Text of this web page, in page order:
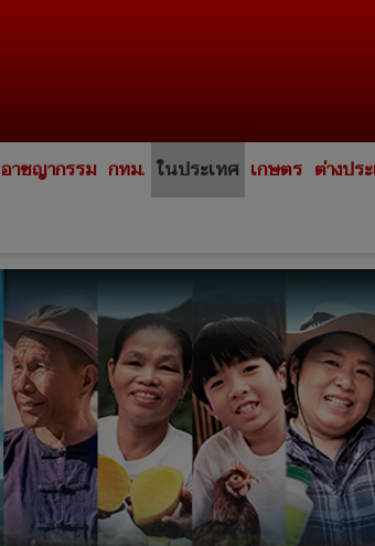
อาชญากรรม กทม. ในประเทศ เกษตร ต่างปร